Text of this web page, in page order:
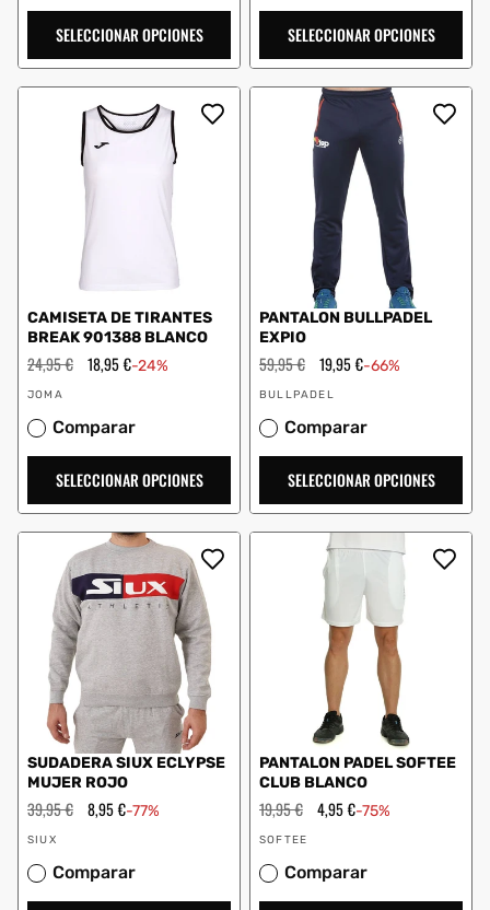
SELECCIONAR OPCIONES SELECCIONAR OPCIONES
CAMISETA DE TIRANTES
BREAK 901388 BLANCO
Precio
habitual
24,95 € Precio
de
18,95 €-24%
Proveedor:
JOMA
Comparar
SELECCIONAR OPCIONES
PANTALON BULLPADEL
EXPIO
Precio
habitual
59,95 € Precio
de
oferta
19,95 €-66%
Proveedor:
BULLPADEL
Comparar
SELECCIONAR OPCIONES
SUDADERA SIUX ECLYPSE
MUJER ROJO
Precio
habitual
39,95 € Precio
de
8,95 €-77%
Proveedor:
SIUX
Comparar
PANTALON PADEL SOFTEE
CLUB BLANCO
Precio
habitual
19,95 € Precio
de
4,95 €-75%
Proveedor:
SOFTEE
Comparar